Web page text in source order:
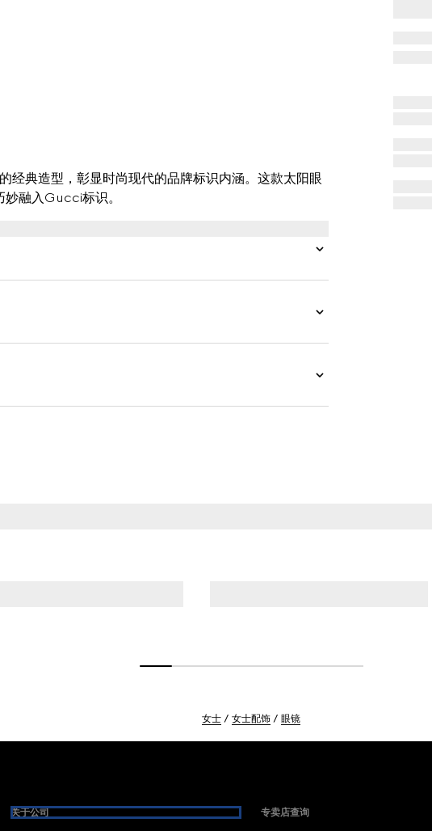
经典造型，彰显时尚现代的品牌标识内涵。这款太阳眼
融入Gucci标识。
女士 女士配饰 眼镜
关于公司 专卖店查询